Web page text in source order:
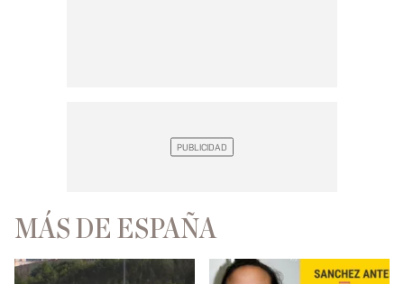
MÁS DE ESPAÑA